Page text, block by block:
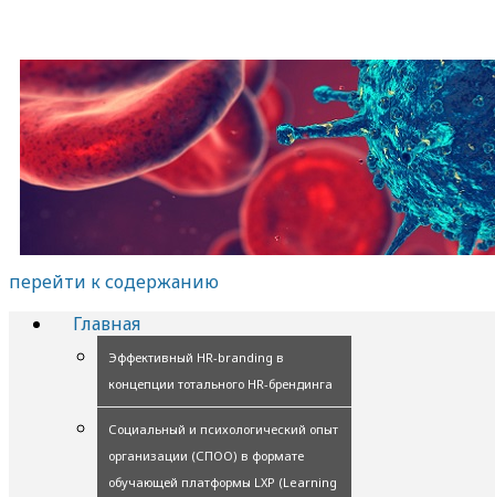
перейти к содержанию
Главная
Эффективный HR-branding в
концепции тотального HR-брендинга
Социальный и психологический опыт
организации (СПОО) в формате
обучающей платформы LXP (Learning